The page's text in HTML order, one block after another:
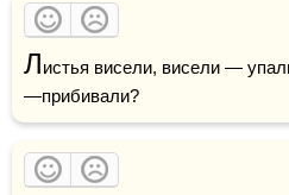
Листья висели, висели —
—прибивали?